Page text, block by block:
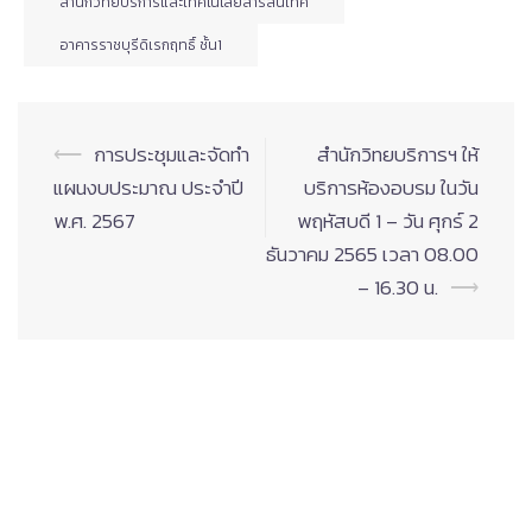
อาคารราชบุรีดิเรกฤทธิ์ ชั้น1
Post
navigation
⟵ การประชุมและจัดทำ
แผนงบประมาณ ประจำปี
พ.ศ. 2567
สำนักวิทยบริการฯ ให้
บริการห้องอบรม ในวัน
พฤหัสบดี 1 – วัน ศุกร์ 2
ธันวาคม 2565 เวลา 08.00
– 16.30 น. ⟶